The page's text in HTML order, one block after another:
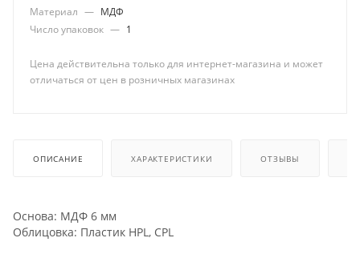
Материал — МДФ
Число упаковок — 1
Цена действительна только для интернет-магазина и может
отличаться от цен в розничных магазинах
ОПИСАНИЕ ХАРАКТЕРИСТИКИ ОТЗЫВЫ
Основа: МДФ 6 мм
Облицовка: Пластик HPL, CPL